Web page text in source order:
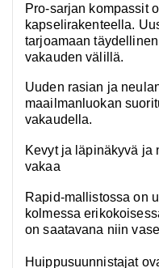
Pro-sarjan kompassit
kapselirakenteella.
tarjoamaan
vakauden välillä.
Uuden rasian ja
maailmanluokan
vakaudella.
Kevyt ja läpinäkyvä ja
vakaa
Rapid-mallistossa on
kolmessa
on saatavana niin
Huippusuunnistajat